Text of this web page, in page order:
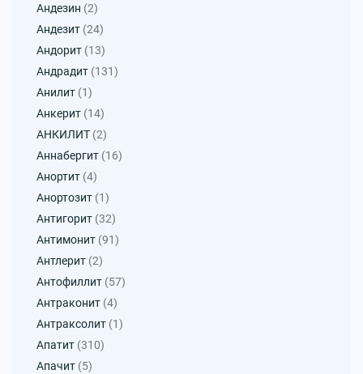
Андезин (2)
Андезит (24)
Андорит (13)
Андрадит (131)
Анилит (1)
Анкерит (14)
АНКИЛИТ (2)
Аннабергит (16)
Анортит (4)
Анортозит (1)
Антигорит (32)
Антимонит (91)
Антлерит (2)
Антофиллит (57)
Антраконит (4)
Антраксолит (1)
Апатит (310)
Апачит (5)